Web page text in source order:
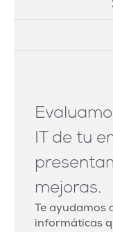
IT de tu
mejoras.
Te ayudamos
informáticas